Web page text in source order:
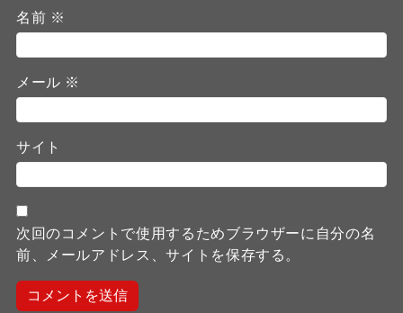
名前 ※
メール ※
サイト
次回のコメントで使用するためブラウザーに自分の名
前、メールアドレス、サイトを保存する。